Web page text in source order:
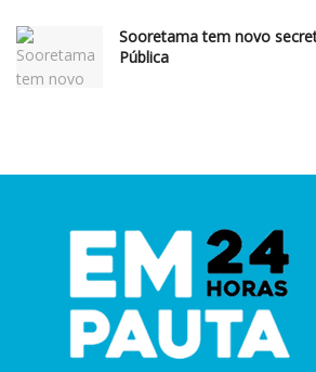
Sooretama tem novo
Pública